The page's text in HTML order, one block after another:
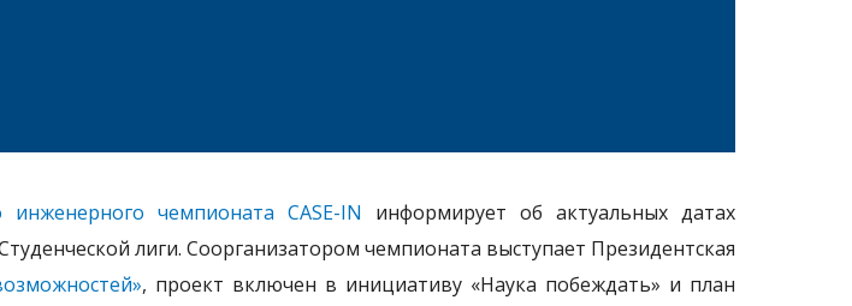
инженерного чемпионата CASE-IN информирует об актуальных датах
лиги. Соорганизатором чемпионата выступает Президентская
, проект включен в инициативу «Наука побеждать» и план